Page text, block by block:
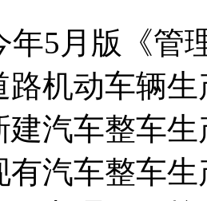
月版《管理
路机动车辆
建汽车整车
有汽车整车